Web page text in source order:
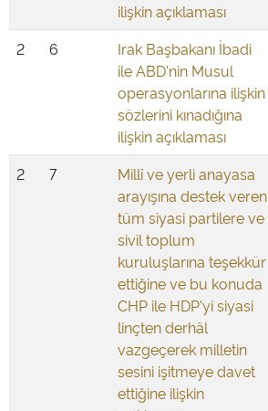
ilişkin açıklaması
2 6
Irak Başbakanı İbadi
ile ABD'nin Musul
operasyonlarına ilişkin
sözlerini kınadığına
ilişkin açıklaması
2 7
Millî ve yerli anayasa
arayışına destek veren
tüm siyasi partilere ve
sivil toplum
kuruluşlarına teşekkür
ettiğine ve bu konuda
CHP ile HDP'yi siyasi
linçten derhâl
vazgeçerek milletin
sesini işitmeye davet
ettiğine ilişkin